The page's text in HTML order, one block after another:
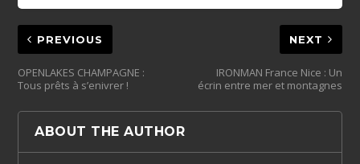
PREVIOUS
OPENLAKES CHAMPAGNE :
Tous prêts à s’enivrer !
NEXT
IRONMAN France Nice : Un
écrin entre mer et montagnes
ABOUT THE AUTHOR